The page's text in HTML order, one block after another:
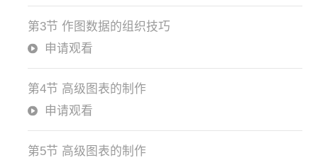
第3节 作图数据的组织技巧
申请观看
第4节 高级图表的制作
申请观看
第5节 高级图表的制作